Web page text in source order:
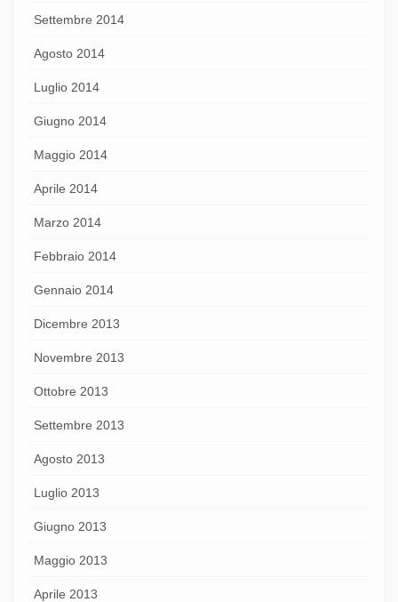
Settembre 2014
Agosto 2014
Luglio 2014
Giugno 2014
Maggio 2014
Aprile 2014
Marzo 2014
Febbraio 2014
Gennaio 2014
Dicembre 2013
Novembre 2013
Ottobre 2013
Settembre 2013
Agosto 2013
Luglio 2013
Giugno 2013
Maggio 2013
Aprile 2013